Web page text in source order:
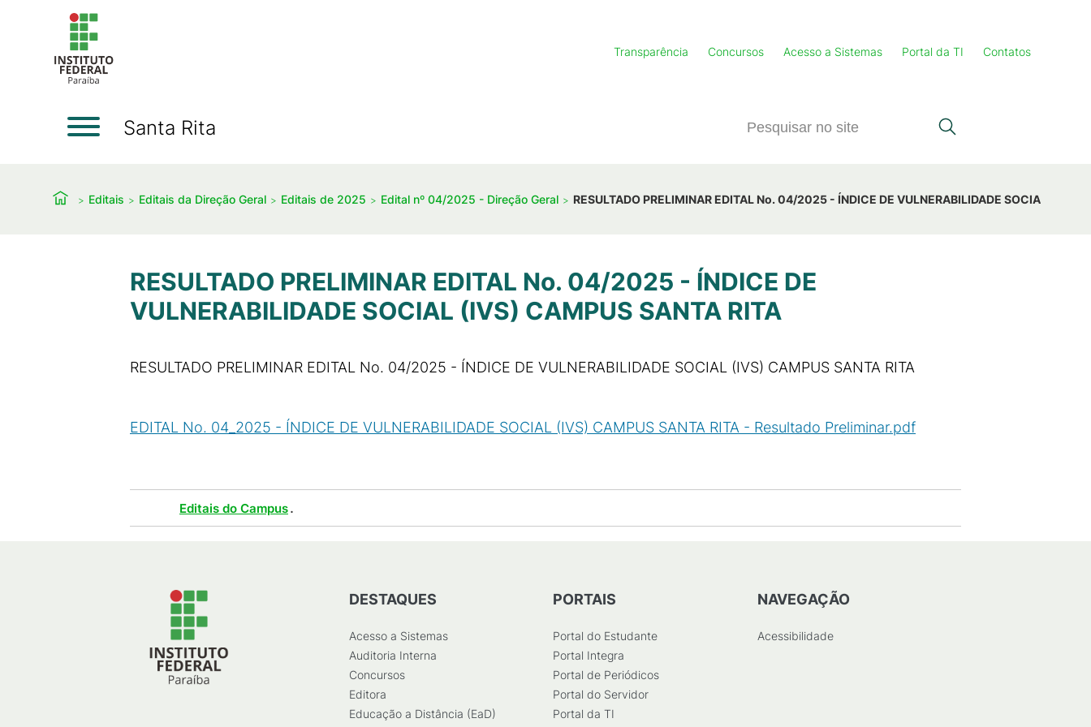
Transparência Concursos Acesso a Sistemas Portal da TI Contatos
Santa Rita
Editais Editais da Direção Geral Editais de 2025 Edital nº 04/2025 - Direção Geral RESULTADO PRELIMINAR EDITAL No. 04/2025 - ÍNDICE DE VULNERABILIDADE SOCIAL (IVS)
RESULTADO PRELIMINAR EDITAL No. 04/2025 - ÍNDICE DE
VULNERABILIDADE SOCIAL (IVS) CAMPUS SANTA RITA
RESULTADO PRELIMINAR EDITAL No. 04/2025 - ÍNDICE DE VULNERABILIDADE SOCIAL (IVS) CAMPUS SANTA RITA
EDITAL No. 04_2025 - ÍNDICE DE VULNERABILIDADE SOCIAL (IVS) CAMPUS SANTA RITA - Resultado Preliminar.pdf
Editais do Campus.
DESTAQUES
Acesso a Sistemas
Auditoria Interna
Concursos
Editora
Educação a Distância (EaD)
PORTAIS
Portal do Estudante
Portal Integra
Portal de Periódicos
Portal do Servidor
Portal da TI
NAVEGAÇÃO
Acessibilidade